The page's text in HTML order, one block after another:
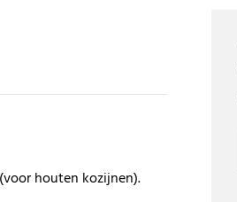
houten kozijnen).